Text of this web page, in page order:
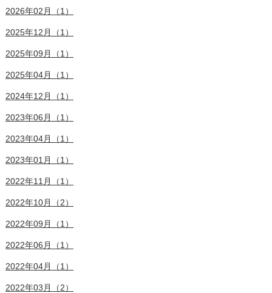
2026年02月（1）
2025年12月（1）
2025年09月（1）
2025年04月（1）
2024年12月（1）
2023年06月（1）
2023年04月（1）
2023年01月（1）
2022年11月（1）
2022年10月（2）
2022年09月（1）
2022年06月（1）
2022年04月（1）
2022年03月（2）